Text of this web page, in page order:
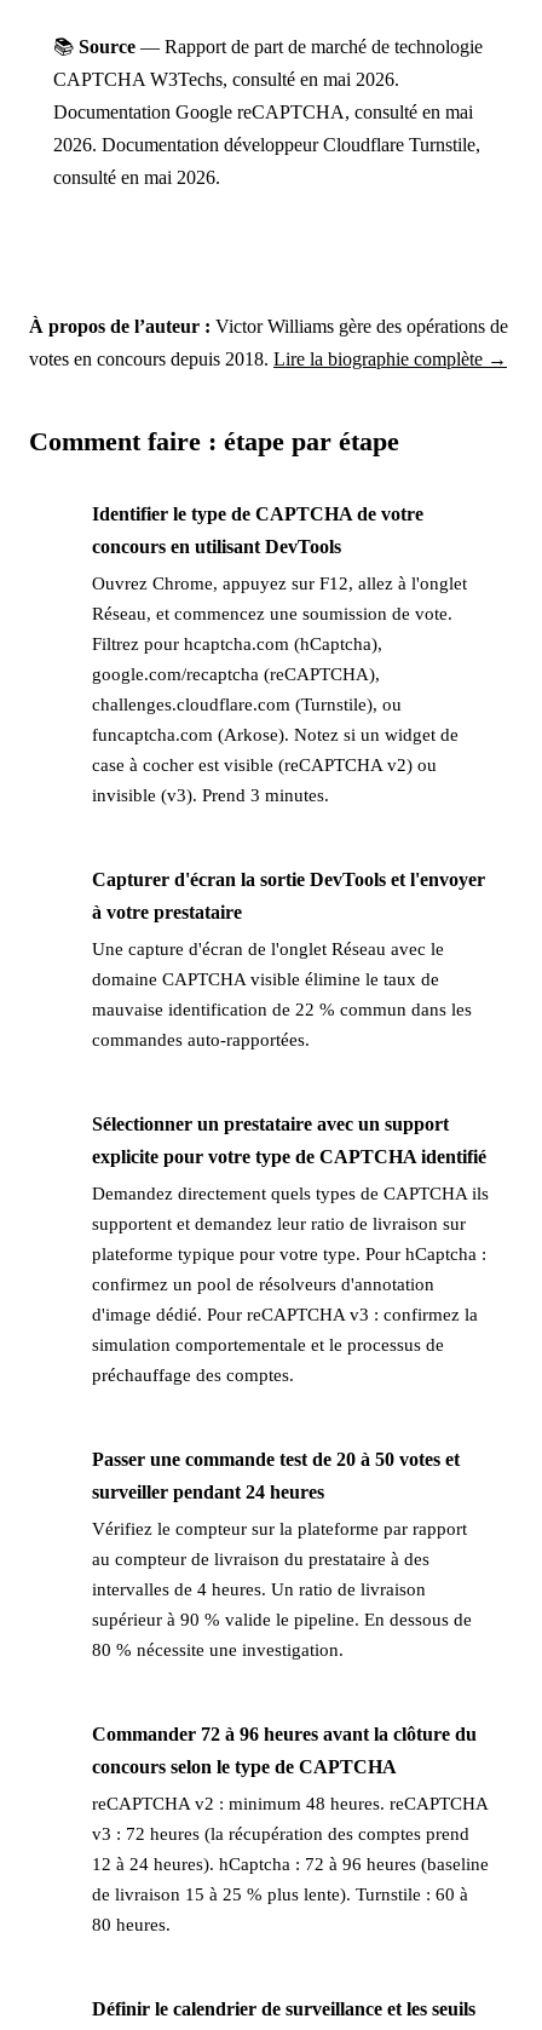
📚 Source — Rapport de part de marché de technologie
CAPTCHA W3Techs, consulté en mai 2026.
Documentation Google reCAPTCHA, consulté en mai
2026. Documentation développeur Cloudflare Turnstile,
consulté en mai 2026.
À propos de l’auteur : Victor Williams gère des opérations de
votes en concours depuis 2018. Lire la biographie complète →
Comment faire : étape par étape
Identifier le type de CAPTCHA de votre
concours en utilisant DevTools
Ouvrez Chrome, appuyez sur F12, allez à l'onglet
Réseau, et commencez une soumission de vote.
Filtrez pour hcaptcha.com (hCaptcha),
google.com/recaptcha (reCAPTCHA),
challenges.cloudflare.com (Turnstile), ou
funcaptcha.com (Arkose). Notez si un widget de
case à cocher est visible (reCAPTCHA v2) ou
invisible (v3). Prend 3 minutes.
Capturer d'écran la sortie DevTools et l'envoyer
à votre prestataire
Une capture d'écran de l'onglet Réseau avec le
domaine CAPTCHA visible élimine le taux de
mauvaise identification de 22 % commun dans les
commandes auto-rapportées.
Sélectionner un prestataire avec un support
explicite pour votre type de CAPTCHA identifié
Demandez directement quels types de CAPTCHA ils
supportent et demandez leur ratio de livraison sur
plateforme typique pour votre type. Pour hCaptcha :
confirmez un pool de résolveurs d'annotation
d'image dédié. Pour reCAPTCHA v3 : confirmez la
simulation comportementale et le processus de
préchauffage des comptes.
Passer une commande test de 20 à 50 votes et
surveiller pendant 24 heures
Vérifiez le compteur sur la plateforme par rapport
au compteur de livraison du prestataire à des
intervalles de 4 heures. Un ratio de livraison
supérieur à 90 % valide le pipeline. En dessous de
80 % nécessite une investigation.
Commander 72 à 96 heures avant la clôture du
concours selon le type de CAPTCHA
reCAPTCHA v2 : minimum 48 heures. reCAPTCHA
v3 : 72 heures (la récupération des comptes prend
12 à 24 heures). hCaptcha : 72 à 96 heures (baseline
de livraison 15 à 25 % plus lente). Turnstile : 60 à
80 heures.
Définir le calendrier de surveillance et les seuils